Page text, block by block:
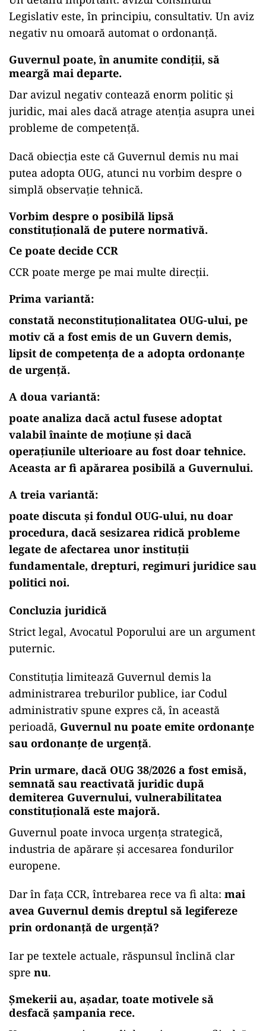
Legislativ este, în principiu, consultativ. Un aviz
negativ nu omoară automat o ordonanță.
Guvernul poate, în anumite condiții, să
meargă mai departe.
Dar avizul negativ contează enorm politic și
juridic, mai ales dacă atrage atenția asupra unei
probleme de competență.
Dacă obiecția este că Guvernul demis nu mai
putea adopta OUG, atunci nu vorbim despre o
simplă observație tehnică.
Vorbim despre o posibilă lipsă
constituțională de putere normativă.
Ce poate decide CCR
CCR poate merge pe mai multe direcții.
Prima variantă:
constată neconstituționalitatea OUG-ului, pe
motiv că a fost emis de un Guvern demis,
lipsit de competența de a adopta ordonanțe
de urgență.
A doua variantă:
poate analiza dacă actul fusese adoptat
valabil înainte de moțiune și dacă
operațiunile ulterioare au fost doar tehnice.
Aceasta ar fi apărarea posibilă a Guvernului.
A treia variantă:
poate discuta și fondul OUG-ului, nu doar
procedura, dacă sesizarea ridică probleme
legate de afectarea unor instituții
fundamentale, drepturi, regimuri juridice sau
politici noi.
Concluzia juridică
Strict legal, Avocatul Poporului are un argument
puternic.
Constituția limitează Guvernul demis la
administrarea treburilor publice, iar Codul
administrativ spune expres că, în această
perioadă, Guvernul nu poate emite ordonanțe
sau ordonanțe de urgență.
Prin urmare, dacă OUG 38/2026 a fost emisă,
semnată sau reactivată juridic după
demiterea Guvernului, vulnerabilitatea
constituțională este majoră.
Guvernul poate invoca urgența strategică,
industria de apărare și accesarea fondurilor
europene.
Dar în fața CCR, întrebarea rece va fi alta: mai
avea Guvernul demis dreptul să legifereze
prin ordonanță de urgență?
Iar pe textele actuale, răspunsul înclină clar
spre nu.
Șmekerii au, așadar, toate motivele să
desfacă șampania rece.